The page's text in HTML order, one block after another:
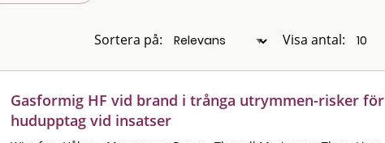
Sortera på: Visa antal:
Gasformig HF vid brand i trånga utrymmen-risker för
hudupptag vid insatser